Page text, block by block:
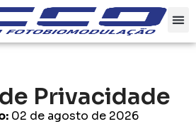
Privacidade
02 de agosto de 2026